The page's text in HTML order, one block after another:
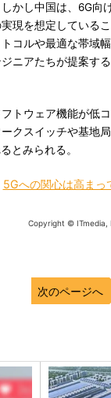
かし中国は、6G向
現を想定している
コルや最適な帯域
ニアたちが提案す
トウェア機能が低
クスイッチや基地
とみられる。
5Gへの関心は高まっ
Copyright © ITmedia,
次のページへ